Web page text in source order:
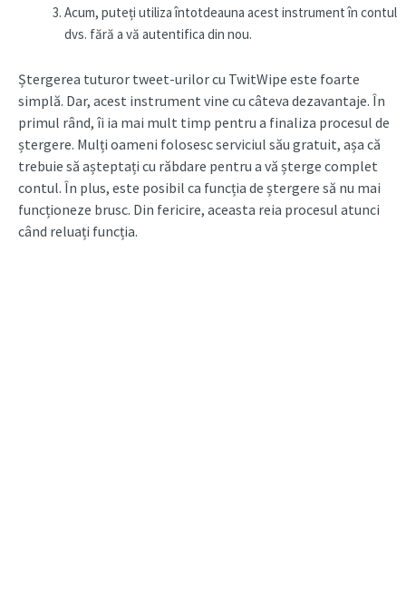
Acum, puteți utiliza întotdeauna acest instrument în contul
dvs. fără a vă autentifica din nou.
Ștergerea tuturor tweet-urilorcu TwitWipe este foarte
simplă. Dar, acest instrument vine cu câteva dezavantaje. În
primul rând, îi ia mai mult timp pentru a finaliza procesul de
ștergere. Mulți oameni folosesc serviciul său gratuit, așa că
trebuie să așteptați cu răbdare pentru a vă șterge complet
contul. În plus, este posibil ca funcția de ștergere să nu mai
funcționeze brusc. Din fericire, aceasta reia procesul atunci
când reluați funcția.